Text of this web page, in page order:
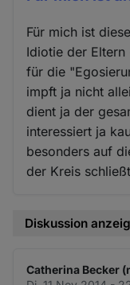
Für mich ist
Idiotie der
für die
impft ja nicht
dient ja der
interessiert ja
besonders auf
der Kreis
Diskussion
Catherina Becker